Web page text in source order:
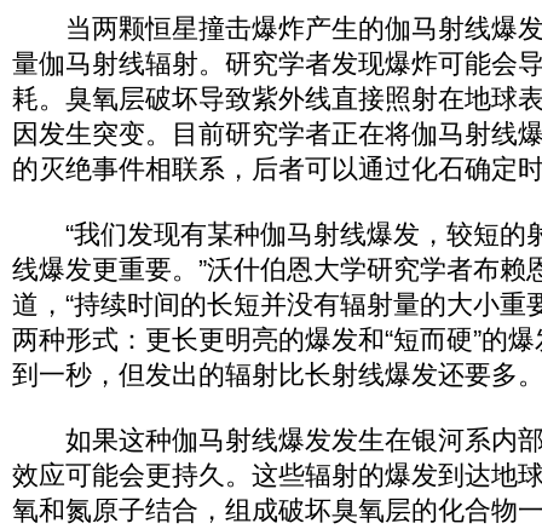
当两颗恒星撞击爆炸产生的伽马射线爆
量伽马射线辐射。研究学者发现爆炸可能会
耗。臭氧层破坏导致紫外线直接照射在地球
因发生突变。目前研究学者正在将伽马射线
的灭绝事件相联系，后者可以通过化石确定
“我们发现有某种伽马射线爆发，较短的
线爆发更重要。”沃什伯恩大学研究学者布赖
道，“持续时间的长短并没有辐射量的大小重
两种形式：更长更明亮的爆发和“短而硬”的
到一秒，但发出的辐射比长射线爆发还要多
如果这种伽马射线爆发发生在银河系内
效应可能会更持久。这些辐射的爆发到达地
氧和氮原子结合，组成破坏臭氧层的化合物